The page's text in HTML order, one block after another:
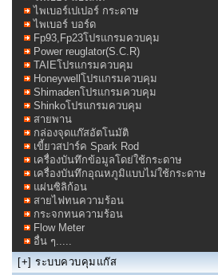
ไพเบอร์เปเปอร์ กระดาษ
ไพเบอร์ บอร์ด
Fp93,Fp23โปรแกรมควบคุม
Power reuglator(S.C.R)
TAIEโปรแกรมควบคุม
Honeywellโปรแกรมควบคุม
Shimadenโปรแกรมควบคุม
Shinkoโปรแกรมควบคุม
สายพาน
กล่องจุดแก๊สอัตโนมัติ
เขี้ยวสปาร์ค Spark Rod
เครื่องบันทึกข้อมูลโดย่ใช้กระดาษ
เครื่องบันทึกอุณหภูมิแบบไม่ใช้กระดาษ
แผ่นซิลิก้อน
สายไฟทนความร้อน
กระจกทนความร้อน
Flow Meter
อื่น ๆ.....
[+] ระบบควบคุมแก๊ส